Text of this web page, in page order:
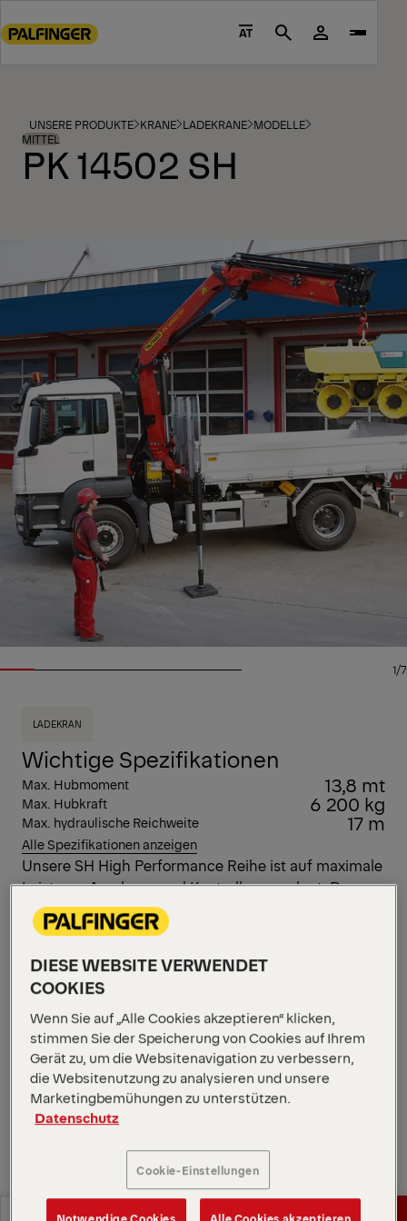
to
footer
content
AT Search
UNSERE PRODUKTE KRANE LADEKRANE MODELLE
MITTEL
PK 14502 SH
1/7
LADEKRAN
Wichtige Spezifikationen
Max. Hubmoment 13,8 mt
Max. Hubkraft 6 200 kg
Max. hydraulische Reichweite 17 m
Alle Spezifikationen anzeigen
Unsere SH High Performance Reihe ist auf maximale
Leistung, Ausdauer und Kontrolle ausgelegt. Der
energieeffiziente PK 14502 SH verfügt über ein
intelligentes Design, das die Bewegungsgenauigkeit
Anwendungen optimiert. Power Link Plus ermöglicht
es diesem vielseitigen Kran, Lasten sicher durch
Türen und unter Überhänge zu manövrieren.
Diagramme öffnen
Angebot anfordern
Vertriebspartner finden
Diagramme
DIESE WEBSITE VERWENDET
COOKIES
Wenn Sie auf „Alle Cookies akzeptieren“ klicken,
stimmen Sie der Speicherung von Cookies auf Ihrem
Gerät zu, um die Websitenavigation zu verbessern,
die Websitenutzung zu analysieren und unsere
Marketingbemühungen zu unterstützen.
Datenschutz
Cookie-Einstellungen